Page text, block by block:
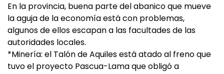
En la provincia, buena parte del abanico que mueve
la aguja de la economía está con problemas,
algunos de ellos escapan a las facultades de las
autoridades locales.
*Minería: el Talón de Aquiles está atado al freno que
tuvo el proyecto Pascua-Lama que obligó a